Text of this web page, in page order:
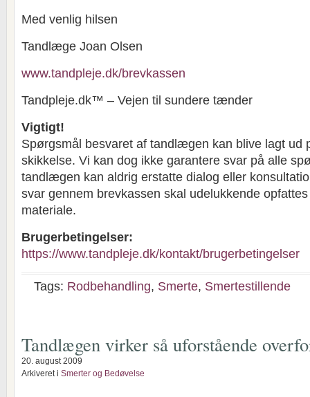
Med venlig hilsen
Tandlæge Joan Olsen
www.tandpleje.dk/brevkassen
Tandpleje.dk™ – Vejen til sundere tænder
Vigtigt!
Spørgsmål besvaret af tandlægen kan blive lagt ud
skikkelse. Vi kan dog ikke garantere svar på alle
tandlægen kan aldrig erstatte dialog eller
svar gennem brevkassen skal udelukkende
materiale.
Brugerbetingelser:
https://www.tandpleje.dk/kontakt/brugerbetingelser
Tags: Rodbehandling, Smerte, Smertestillende
Tandlægen virker så uforstående
20. august 2009
Arkiveret i Smerter og Bedøvelse